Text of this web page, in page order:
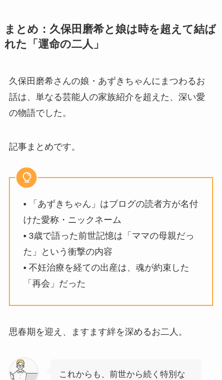
まとめ：久保田磨希と娘は時を超えて結ば
れた「運命の二人」
久保田磨希さんの娘・あずきちゃんにまつわるお
話は、単なる芸能人の家族紹介を超えた、深い愛
の物語でした。
記事まとめです。
• 「あずきちゃん」はブログの読者方が名付
けた愛称・ニックネーム
• 3歳で語った前世記憶は「ママの母親だっ
た」という衝撃の内容
• 不妊治療を経ての出産は、魂が約束した
「再会」だった
思春期を迎え、ますます絆を深めるお二人。
これからも、前世から続く特別な